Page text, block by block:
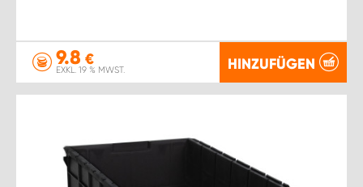
9.8 €
EXKL. 19 % MWST. HINZUFÜGEN